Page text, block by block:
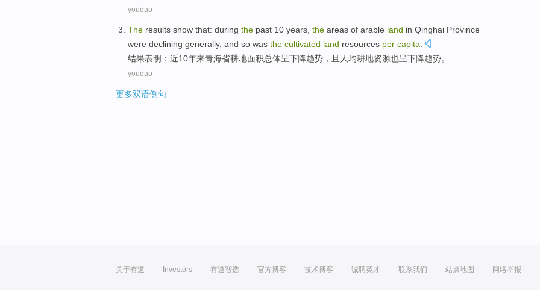
youdao
The results show that: during the past 10 years, the areas of arable land in Qinghai Province
were declining generally, and so was the cultivated land resources per capita.
结果表明 ： 近10年来青海省耕地面积总体呈下降趋势， 且 人均耕地资源也呈下降趋势。
youdao
更多双语例句
关于有道 Investors 有道智选 官方博客 技术博客 诚聘英才 联系我们 站点地图 网络举报